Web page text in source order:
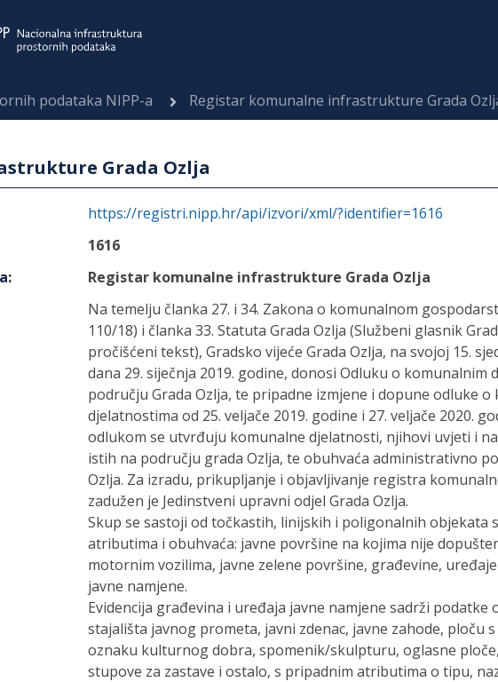
podataka NIPP-a Registar komunalne infrastrukture Grada
Grada Ozlja
https://registri.nipp.hr/api/izvori/xml/?identifier=1616
1616
:
Registar komunalne infrastrukture Grada Ozlja
Na temelju članka 27. i 34. Zakona o komunalnom
110/18) i članka 33. Statuta Grada Ozlja (Službeni glasnik
pročišćeni tekst), Gradsko vijeće Grada Ozlja, na svojoj 15.
dana 29. siječnja 2019. godine, donosi Odluku o komunalnim
području Grada Ozlja, te pripadne izmjene i dopune odluke o
djelatnostima od 25. veljače 2019. godine i 27. veljače 2020.
odlukom se utvrđuju komunalne djelatnosti, njihovi uvjeti i
istih na području grada Ozlja, te obuhvaća administrativno
Ozlja. Za izradu, prikupljanje i objavljivanje registra
zadužen je Jedinstveni upravni odjel Grada Ozlja.
Skup se sastoji od točkastih, linijskih i poligonalnih objekata
atributima i obuhvaća: javne površine na kojima nije
motornim vozilima, javne zelene površine, građevine,
javne namjene.
Evidencija građevina i uređaja javne namjene sadrži podatke
stajališta javnog prometa, javni zdenac, javne zahode, ploču
oznaku kulturnog dobra, spomenik/skulpturu, oglasne
stupove za zastave i ostalo, s pripadnim atributima o tipu,